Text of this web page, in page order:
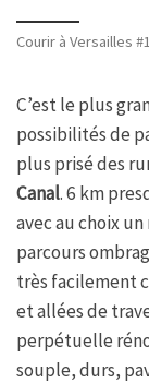
Courir à Versailles
C’est le plus
possibilités de
plus prisé des
Canal. 6 km
avec au choix
parcours
très facilement
et allées de
perpétuelle
souple, durs,